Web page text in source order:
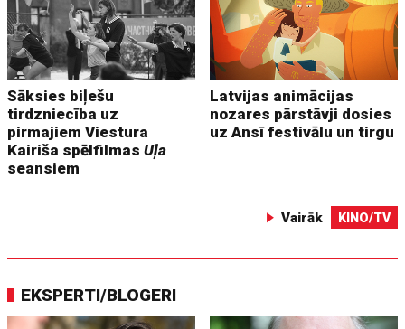
Sāksies biļešu
tirdzniecība uz
pirmajiem Viestura
Kairiša spēlfilmasUļa
seansiem
Latvijas animācijas
nozares pārstāvji dosies
uz Ansī festivālu un tirgu
Vairāk KINO/TV
EKSPERTI/BLOGERI